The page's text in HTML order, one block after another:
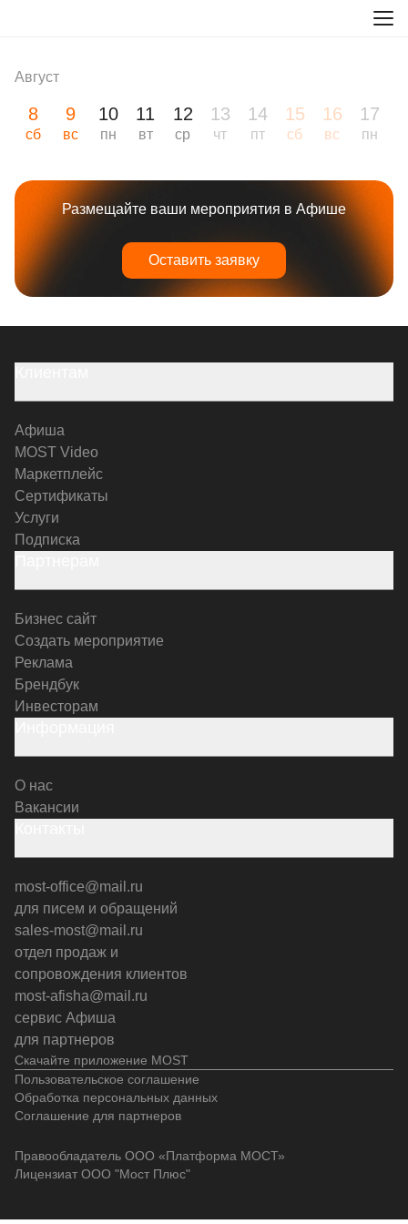
Август
8
сб
9
вс
10
пн
11
вт
12
ср
13
чт
14
пт
15
сб
16
вс
17
пн
Размещайте ваши мероприятия в Афише
Оставить заявку
Скачайте приложение MOST
Афиша
MOST Video
Маркетплейс
Сертификаты
Услуги
Подписка
Бизнес сайт
Создать мероприятие
Реклама
Брендбук
Инвесторам
О нас
Вакансии
most-office@mail.ru
для писем и обращений
sales-most@mail.ru
отдел продаж и
сопровождения клиентов
most-afisha@mail.ru
сервис Афиша
для партнеров
Пользовательское соглашение
Обработка персональных данных
Соглашение для партнеров
Правообладатель ООО «Платформа МОСТ»
Лицензиат ООО "Мост Плюс"